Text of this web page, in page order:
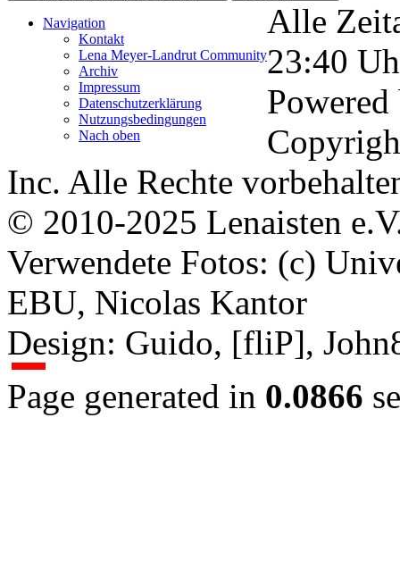
Navigation
Kontakt
Lena Meyer-Landrut Community
Archiv
Impressum
Datenschutzerklärung
Nutzungsbedingungen
Nach oben
Alle
23:40
Inc. Alle Rechte
© 2010-2025 Lenaisten
Verwendete Fotos: (c)
EBU, Nicolas Kantor
Design: Guido, [fliP],
Page generated in 0.0866